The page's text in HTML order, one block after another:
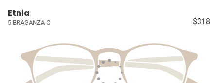
Etnia
5 BRAGANZA O $318